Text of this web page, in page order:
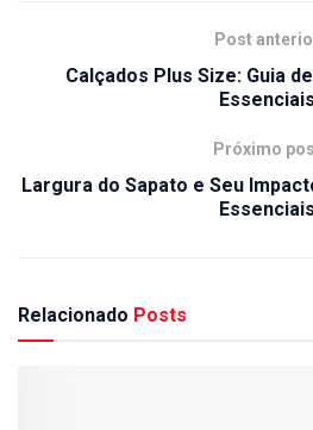
Post
Calçados Plus Size: Guia
Essenciais
Próximo
Largura do Sapato e Seu
Essenciais
Relacionado Posts